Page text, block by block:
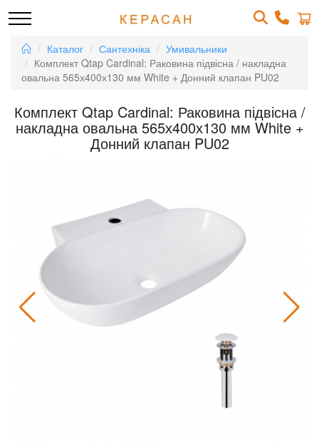
Каталог Сантехніка
Умивальники
Комплект Qtap Cardinal: Раковина підвісна / накладна
овальна 565х400х130 мм White + Донний клапан PU02
Комплект Qtap Cardinal: Раковина підвісна /
накладна овальна 565х400х130 мм White +
Донний клапан PU02